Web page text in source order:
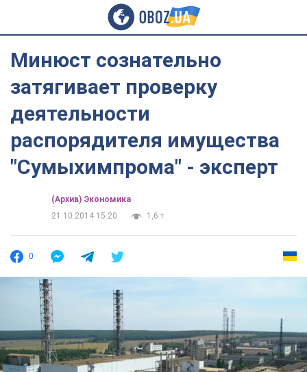
Минюст сознательно
затягивает проверку
деятельности
распорядителя имущества
"Сумыхимпрома" - эксперт
(Архив) Экономика
21.10.2014 15:20
1,6 т.
0